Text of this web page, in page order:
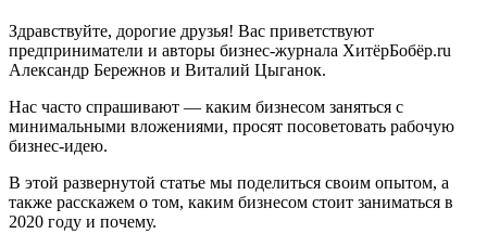
Здравствуйте, дорогие друзья! Вас приветствуют
предприниматели и авторы бизнес-журнала ХитёрБобёр.ru
Александр Бережнов и Виталий Цыганок.
Нас часто спрашивают — каким бизнесом заняться с
минимальными вложениями, просят посоветовать рабочую
бизнес-идею.
В этой развернутой статье мы поделиться своим опытом, а
также расскажем о том, каким бизнесом стоит заниматься в
2020 году и почему.